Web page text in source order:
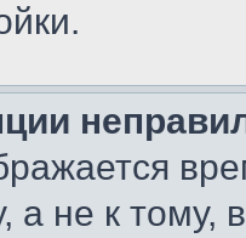
а не к тому,